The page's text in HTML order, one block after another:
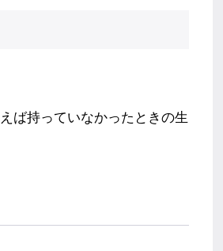
ば持っていなかったときの生